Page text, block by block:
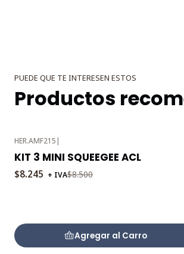
PUEDE QUE TE INTERESEN ESTOS
Productos
-3%
OFF
HER.AMF215 |
KIT 3 MINI SQUEEGEE ACL
$8.245 + IVA$8.500
Agregar al Carro